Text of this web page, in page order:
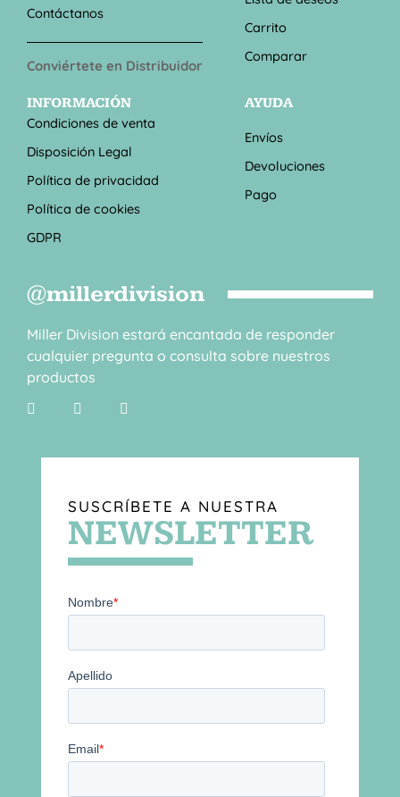
Contáctanos
Conviértete en Distribuidor
Carrito
Comparar
INFORMACIÓN
Condiciones de venta
Disposición Legal
Política de privacidad
Política de cookies
GDPR
AYUDA
Envíos
Devoluciones
Pago
@millerdivision
Miller Division estará encantada de responder
cualquier pregunta o consulta sobre nuestros
productos
SUSCRÍBETE A NUESTRA
NEWSLETTER